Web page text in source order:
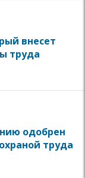
внесет
труда
одобрен
труда